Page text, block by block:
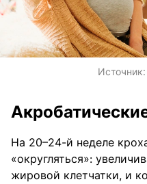
Источник:
На 20–24-й неделе
«округляться»:
жировой клетчатки, и